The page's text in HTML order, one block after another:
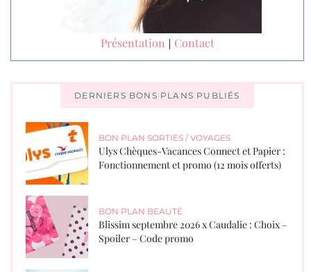
Présentation | Contact
DERNIERS BONS PLANS PUBLIÉS
BON PLAN SORTIES / VOYAGES
Ulys Chèques-Vacances Connect et Papier :
Fonctionnement et promo (12 mois offerts)
BON PLAN BEAUTÉ
Blissim septembre 2026 x Caudalie : Choix –
Spoiler – Code promo